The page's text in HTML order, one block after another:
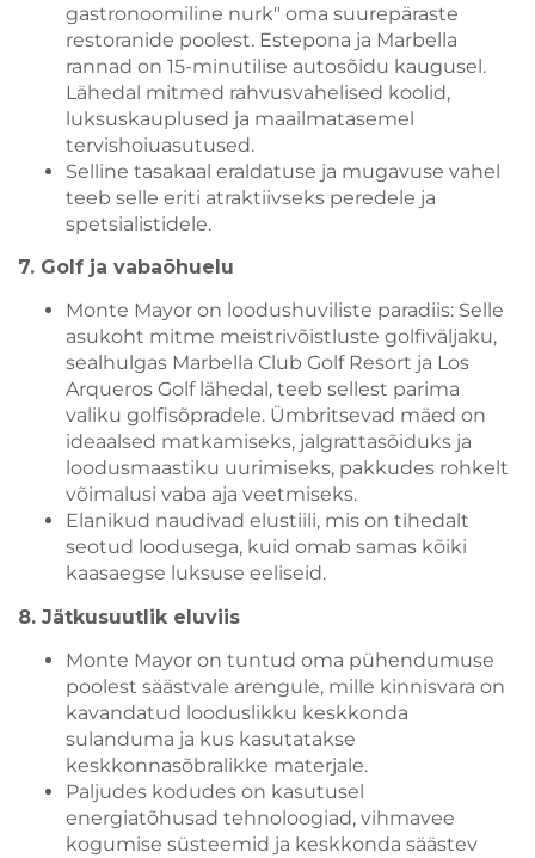
gastronoomiline nurk" oma suurepäraste
restoranide poolest. Estepona ja Marbella
rannad on 15-minutilise autosõidu kaugusel.
Lähedal mitmed rahvusvahelised koolid,
luksuskauplused ja maailmatasemel
tervishoiuasutused.
Selline tasakaal eraldatuse ja mugavuse vahel
teeb selle eriti atraktiivseks peredele ja
spetsialistidele.
7. Golf ja vabaõhuelu
Monte Mayor on loodushuviliste paradiis: Selle
asukoht mitme meistrivõistluste golfiväljaku,
sealhulgas Marbella Club Golf Resort ja Los
Arqueros Golf lähedal, teeb sellest parima
valiku golfisõpradele. Ümbritsevad mäed on
ideaalsed matkamiseks, jalgrattasõiduks ja
loodusmaastiku uurimiseks, pakkudes rohkelt
võimalusi vaba aja veetmiseks.
Elanikud naudivad elustiili, mis on tihedalt
seotud loodusega, kuid omab samas kõiki
kaasaegse luksuse eeliseid.
8. Jätkusuutlik eluviis
Monte Mayor on tuntud oma pühendumuse
poolest säästvale arengule, mille kinnisvara on
kavandatud looduslikku keskkonda
sulanduma ja kus kasutatakse
keskkonnasõbralikke materjale.
Paljudes kodudes on kasutusel
energiatõhusad tehnoloogiad, vihmavee
kogumise süsteemid ja keskkonda säästev